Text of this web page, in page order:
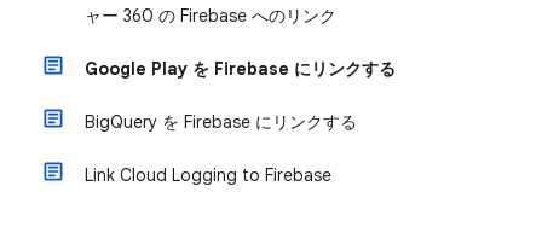
ャー 360 の Firebase へのリンク
Google Play を Firebase にリンクする
BigQuery を Firebase にリンクする
Link Cloud Logging to Firebase